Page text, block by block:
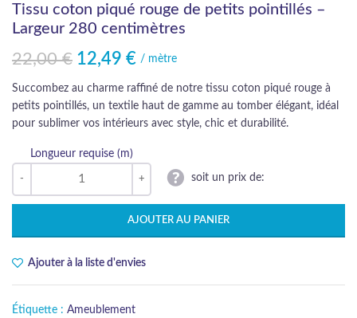
Tissu coton piqué rouge de petits pointillés –
Largeur 280 centimètres
22,00€
Le prix initial était : 22,00 €.
12,49 €
Le prix actuel est : 12,49 €./ mètre
Succombez au charme raffiné de notre tissu coton piqué rouge à
petits pointillés, un textile haut de gamme au tomber élégant, idéal
pour sublimer vos intérieurs avec style, chic et durabilité.
Longueur requise (m)
soit un prix de:
AJOUTER AU PANIER
Ajouter à la liste d'envies
Étiquette : Ameublement